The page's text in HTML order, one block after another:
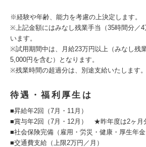
※経験や年齢、能力を考慮の上決定します。
※上記金額にはみなし残業手当（35時間分／
います。
※試用期間中は、月給23万円以上（みなし残
5,000円を含む）となります。
※残業時間の超過分は、別途支給いたします。
待遇・福利厚生は
■昇給年2回（7月・11月）
■賞与年2回（7月・12月） ★昨年度は2ヶ月
■社会保険完備（雇用・労災・健康・厚生年金
■交通費支給（上限2万円／月）